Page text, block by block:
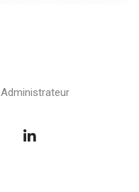
Administrateur